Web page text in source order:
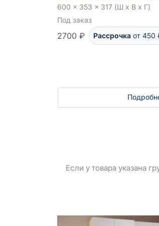
600 x 353 x 317 (Ш x В x Г)
Под заказ
2700 ₽ Рассрочка от 450
Если у товара указана